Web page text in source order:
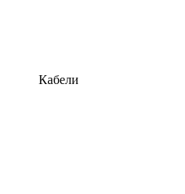
Кабели